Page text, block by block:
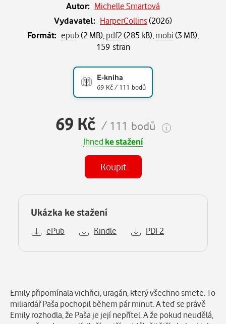
Autor: Michelle Smartová
Vydavatel: HarperCollins(2026)
Formát: epub(2 MB),pdf2(285 kB),mobi(3 MB),
159 stran
E-kniha
69 Kč / 111 bodů
69 Kč / 111 bodů
Ihned ke stažení
Koupit
Ukázka ke stažení
ePub Kindle PDF2
Emily připomínala vichřici, uragán, který všechno smete. To
miliardář Paša pochopil během pár minut. A teď se právě
Emily rozhodla, že Paša je její nepřítel. A že pokud neudělá,